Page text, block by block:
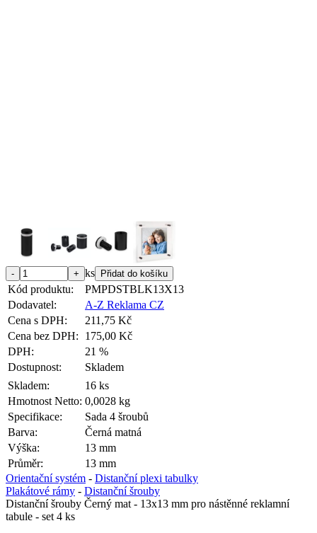
ks
Kód produktu:
PMPDSTBLK13X13
Dodavatel:
A-Z Reklama CZ
Cena s DPH:
211,75 Kč
Cena bez DPH:
175,00 Kč
DPH:
21 %
Dostupnost:
Skladem
Skladem:
16 ks
Hmotnost Netto: 0,0028 kg
Specifikace:
Sada 4 šroubů
Barva:
Černá matná
Výška:
13 mm
Průměr:
13 mm
Orientační systém - Distanční plexi tabulky
Plakátové rámy - Distanční šrouby
Distanční šrouby Černý mat - 13x13 mm pro nástěnné reklamní
tabule - set 4 ks